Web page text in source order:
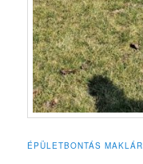
ÉPÜLETBONTÁS MAKLÁR